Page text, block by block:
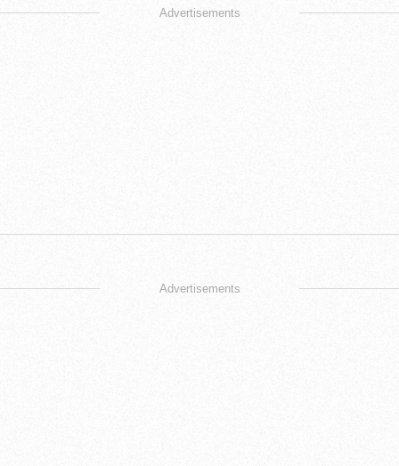
Advertisements
Advertisements